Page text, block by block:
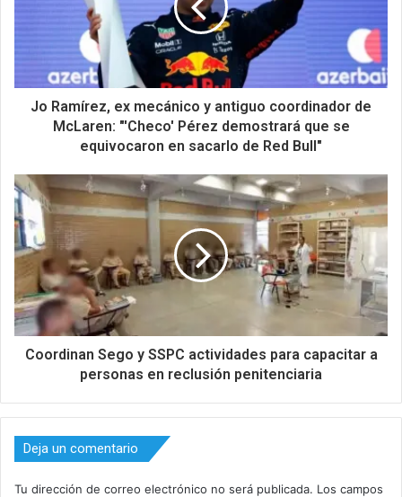
Jo Ramírez, ex mecánico y antiguo coordinador de
McLaren: "'Checo' Pérez demostrará que se
equivocaron en sacarlo de Red Bull"
Coordinan Sego y SSPC actividades para capacitar a
personas en reclusión penitenciaria
Deja un comentario
Tu dirección de correo electrónico no será publicada. Los campos